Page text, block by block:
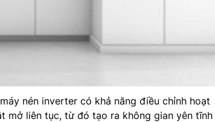
nén inverter có khả năng điều chỉnh hoạt
mở liên tục, từ đó tạo ra không gian yên tĩnh